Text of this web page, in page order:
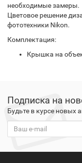
необходимые замеры.
Цветовое решение
фототехники Nikon.
Комплектация:
Крышка на
Подписка на
Будьте в курсе новых